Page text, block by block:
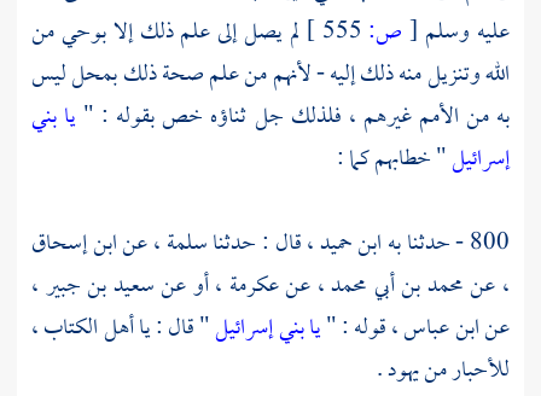
عليه وسلم [ص:
لم يصل إلى علم ذلك إلا بوحي من
الله وتنزيل منه ذلك إليه - لأنهم من علم صحة ذلك بمحل ليس
به من الأمم غيرهم ، فلذلك جل ثناؤه خص بقوله : "يا بني
إسرائيل" خطابهم كما :
800 - حدثنا به
ابن حميد ،قال : حدثناسلمة ،عنابن إسحاق
،عنمحمد بن أبي محمد ،عنعكرمة ،أو عنسعيد بن جبير ،
عنابن عباس ،قوله : "يا بني إسرائيل" قال : يا أهل الكتاب ،
للأحبار من يهود .